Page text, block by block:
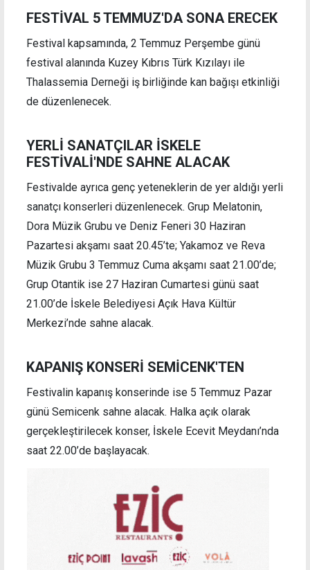
FESTİVAL 5 TEMMUZ'DA SONA ERECEK
Festival kapsamında, 2 Temmuz Perşembe günü
festival alanında Kuzey Kıbrıs Türk Kızılayı ile
Thalassemia Derneği iş birliğinde kan bağışı etkinliği
de düzenlenecek.
YERLİ SANATÇILAR İSKELE
FESTİVALİ'NDE SAHNE ALACAK
Festivalde ayrıca genç yeteneklerin de yer aldığı yerli
sanatçı konserleri düzenlenecek. Grup Melatonin,
Dora Müzik Grubu ve Deniz Feneri 30 Haziran
Pazartesi akşamı saat 20.45’te; Yakamoz ve Reva
Müzik Grubu 3 Temmuz Cuma akşamı saat 21.00’de;
Grup Otantik ise 27 Haziran Cumartesi günü saat
21.00’de İskele Belediyesi Açık Hava Kültür
Merkezi’nde sahne alacak.
KAPANIŞ KONSERİ SEMİCENK'TEN
Festivalin kapanış konserinde ise 5 Temmuz Pazar
günü Semicenk sahne alacak. Halka açık olarak
gerçekleştirilecek konser, İskele Ecevit Meydanı’nda
saat 22.00’de başlayacak.